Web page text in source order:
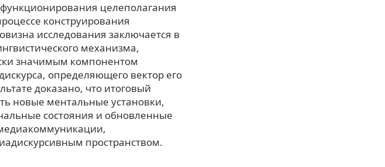
целеполагания
конструирования
исследования заключается в
механизма,
значимым компонентом
определяющего вектор его
доказано, что итоговый
новые ментальные установки,
состояния и обновленные
пространством.